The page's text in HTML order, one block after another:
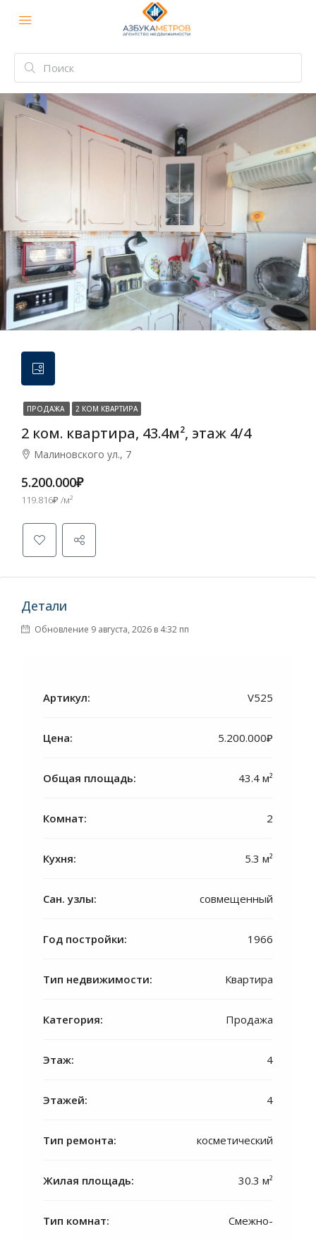
ПРОДАЖА 2 КОМ КВАРТИРА
2 ком. квартира, 43.4м², этаж 4/4
Малиновского ул., 7
5.200.000₽
119.816₽ /м²
Детали
Обновление 9 августа, 2026 в 4:32 пп
Артикул: V525
Цена: 5.200.000₽
Общая площадь: 43.4 м²
Комнат: 2
Кухня: 5.3 м²
Сан. узлы: совмещенный
Год постройки: 1966
Тип недвижимости: Квартира
Категория: Продажа
Этаж: 4
Этажей: 4
Тип ремонта: косметический
Жилая площадь: 30.3 м²
Тип комнат:
Смежно-